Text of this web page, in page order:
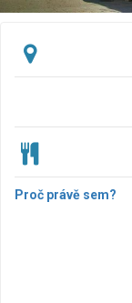
Proč právě sem?